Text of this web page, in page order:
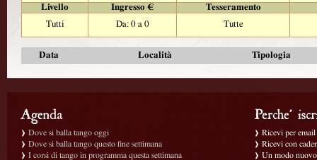
Livello
Ingresso €
Tesseramento
Tutti
Da: 0 a 0 Tutte
Data Località Tipologia
Dove si balla tango oggi
Dove si balla tango questo fine settimana
I corsi di tango in programma questa settimana
Ricevi per
Ricevi con
Un modo